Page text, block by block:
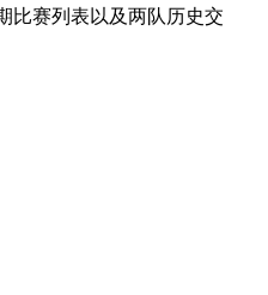
比赛列表以及两队历史交